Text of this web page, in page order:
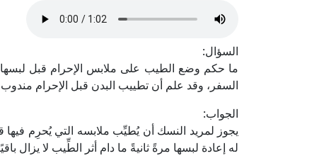
السؤال:
ما حكم وضع الطيب على ملابس الإحرام قبل
السفر، وقد علم أن تطييب البدن قبل الإحرام
الجواب:
يجوز لمريد النسك أن يُطيِّب ملابسه التي يُحرِم فيها
له إعادة لبسها مرةً ثانيةً ما دام أثر الطِّيب لا يزال